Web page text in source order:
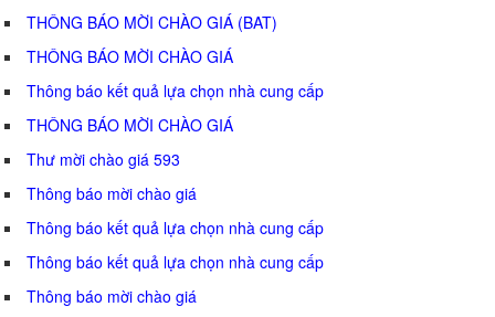
THÔNG BÁO MỜI CHÀO GIÁ (BAT)
THÔNG BÁO MỜI CHÀO GIÁ
Thông báo kết quả lựa chọn nhà cung cấp
THÔNG BÁO MỜI CHÀO GIÁ
Thư mời chào giá 593
Thông báo mời chào giá
Thông báo kết quả lựa chọn nhà cung cấp
Thông báo kết quả lựa chọn nhà cung cấp
Thông báo mời chào giá